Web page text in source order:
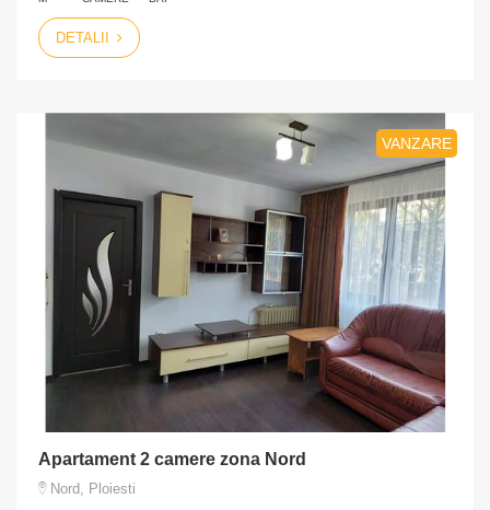
DETALII
VANZARE
Apartament 2 camere zona Nord
Nord, Ploiesti